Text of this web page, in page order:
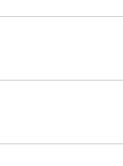
de rechange